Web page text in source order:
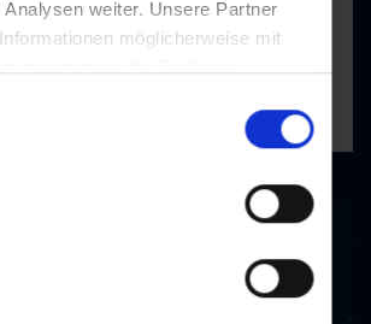
Analysen weiter. Unsere Partner
möglicherweise mit
gesammelt haben.